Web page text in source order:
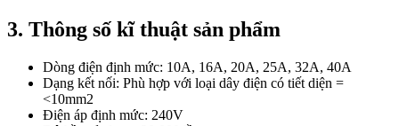
3. Thông số kĩ thuật sản phẩm
Dòng điện định mức: 10A, 16A, 20A, 25A, 32A, 40A
Dạng kết nối: Phù hợp với loại dây điện có tiết diện =
<10mm2
Điện áp định mức: 240V